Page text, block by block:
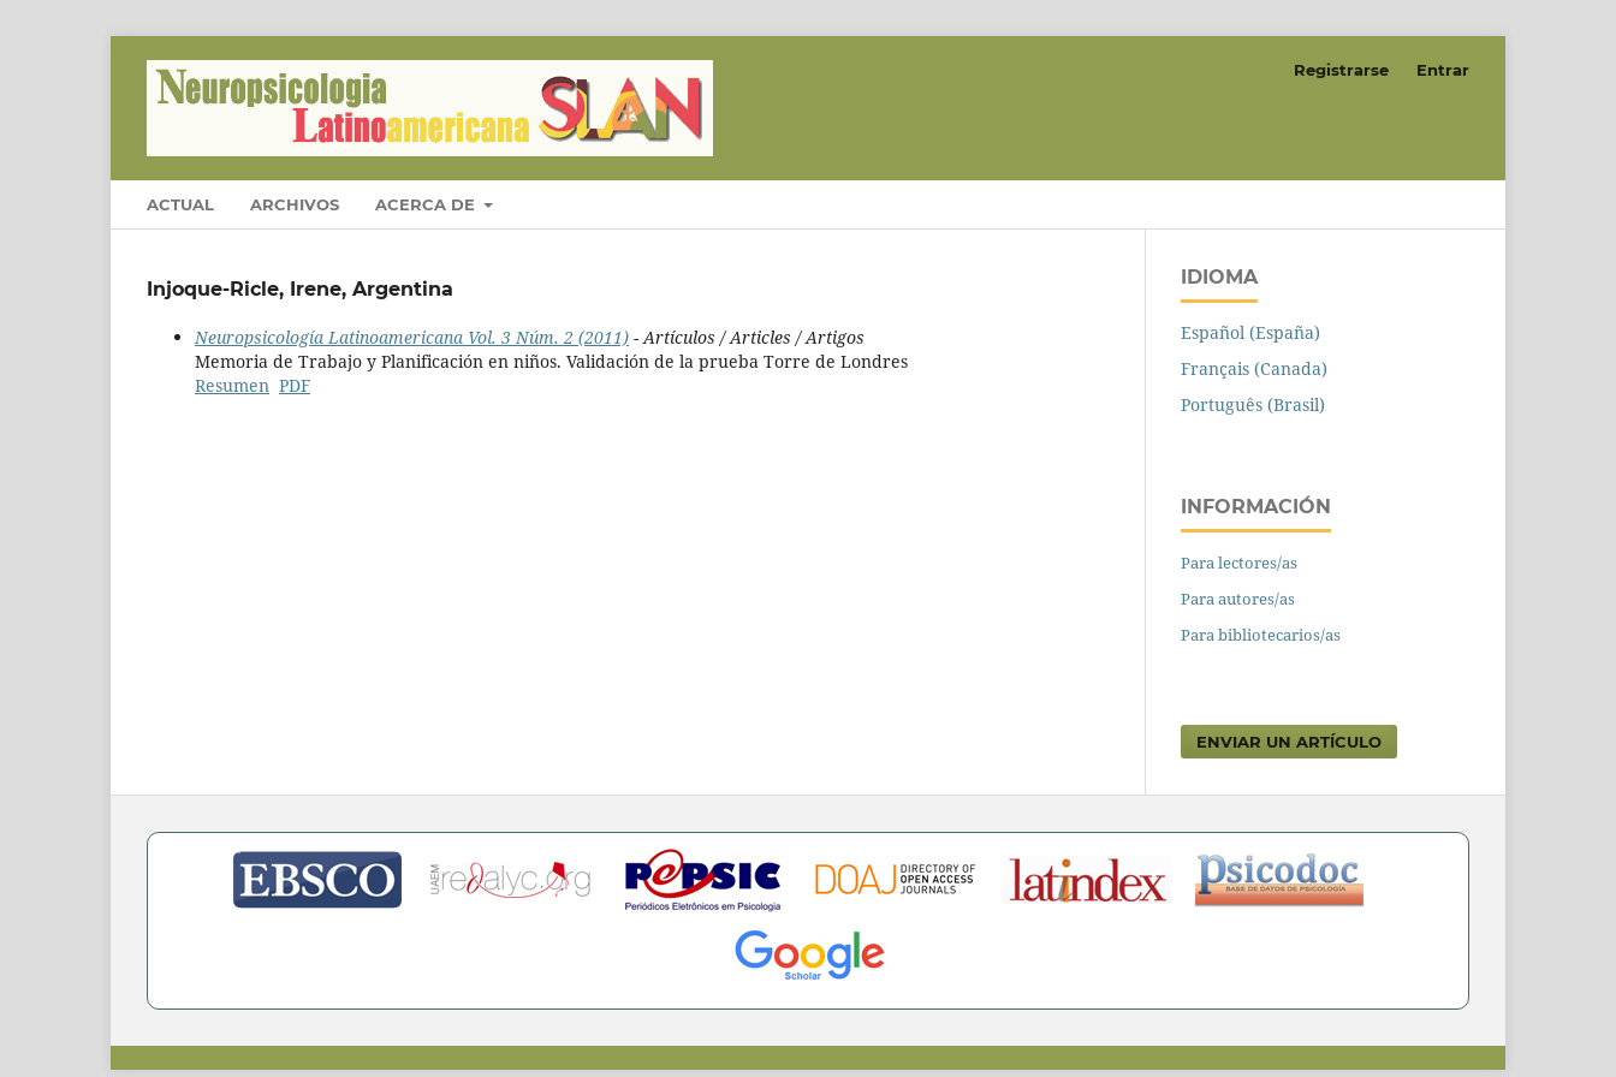
ACTUAL ARCHIVOS ACERCA DE
Registrarse Entrar
Injoque-Ricle, Irene, Argentina
Neuropsicología Latinoamericana Vol. 3 Núm. 2 (2011) - Artículos / Articles / Artigos
Memoria de Trabajo y Planificación en niños. Validación de la prueba Torre de Londres
Resumen PDF
IDIOMA
Español (España)
Français (Canada)
Português (Brasil)
INFORMACIÓN
Para lectores/as
Para autores/as
Para bibliotecarios/as
ENVIAR UN ARTÍCULO